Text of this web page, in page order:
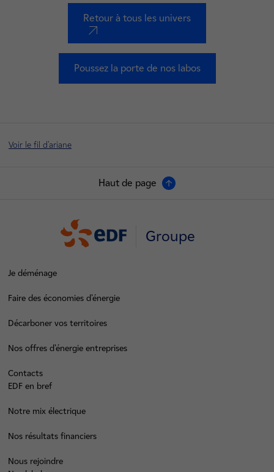
Retour à tous les univers
nouvel onglet
Poussez la porte de nos labos
Voir le fil d'ariane
Haut de page
Groupe
Je déménage
Faire des économies d’énergie
Décarboner vos territoires
Nos offres d’énergie entreprises
Contacts
EDF en bref
Notre mix électrique
Nos résultats financiers
Nous rejoindre